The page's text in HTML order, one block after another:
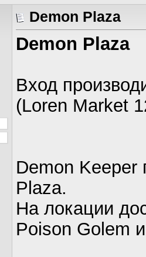
Demon Plaza
Demon Plaza
Вход
(Loren Market
Demon Keeper
Plaza.
На локации
Poison Golem